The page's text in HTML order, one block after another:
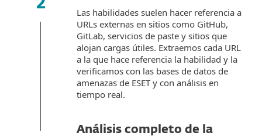
Las habilidades suelen hacer referencia a
URLs externas en sitios como GitHub,
GitLab, servicios de paste y sitios que
alojan cargas útiles. Extraemos cada URL
a la que hace referencia la habilidad y la
verificamos con las bases de datos de
amenazas de ESET y con análisis en
tiempo real.
Análisis completo de la